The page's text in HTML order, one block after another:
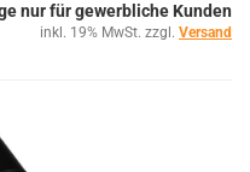
nur für gewerbliche Kunden
inkl. 19% MwSt. zzgl. Versand